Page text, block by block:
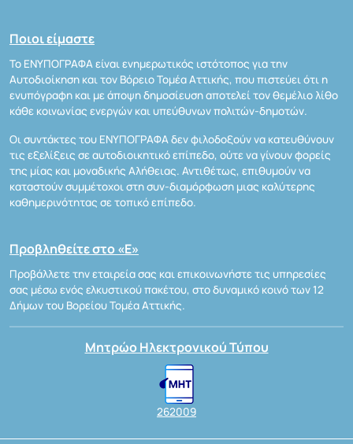
Ποιοι είμαστε
Το ΕΝΥΠΟΓΡΑΦΑ είναι ενημερωτικός ιστότοπος για την
Αυτοδιοίκηση και τον Βόρειο Τομέα Αττικής, που πιστεύει ότι η
ενυπόγραφη και με άποψη δημοσίευση αποτελεί τον θεμέλιο λίθο
κάθε κοινωνίας ενεργών και υπεύθυνων πολιτών-δημοτών.
Οι συντάκτες του ΕΝΥΠΟΓΡΑΦΑ δεν φιλοδοξούν να κατευθύνουν
τις εξελίξεις σε αυτοδιοικητικό επίπεδο, ούτε να γίνουν φορείς
της μίας και μοναδικής Αλήθειας. Αντιθέτως, επιθυμούν να
καταστούν συμμέτοχοι στη συν-διαμόρφωση μιας καλύτερης
καθημερινότητας σε τοπικό επίπεδο.
Προβληθείτε στο «Ε»
Προβάλλετε την εταιρεία σας και επικοινωνήστε τις υπηρεσίες
σας μέσω ενός ελκυστικού πακέτου, στο δυναμικό κοινό των 12
Δήμων του Βορείου Τομέα Αττικής.
Μητρώο Ηλεκτρονικού Τύπου
262009